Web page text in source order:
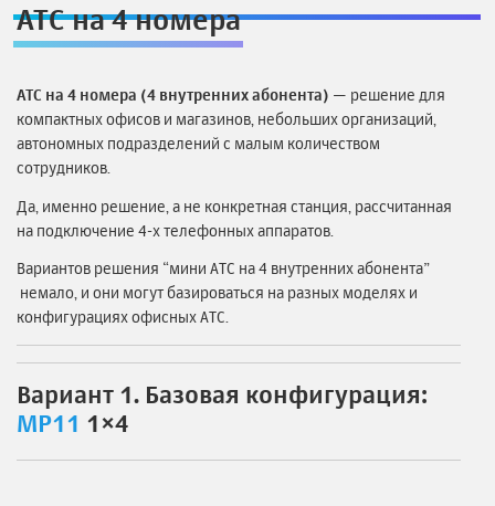
АТС на 4 номера
АТС на 4 номера (4 внутренних абонента) — решение для
компактных офисов и магазинов, небольших организаций,
автономных подразделений с малым количеством
сотрудников.
Да, именно решение, а не конкретная станция, рассчитанная
на подключение 4-х телефонных аппаратов.
Вариантов решения “мини АТС на 4 внутренних абонента”
немало, и они могут базироваться на разных моделях и
конфигурациях офисных АТС.
Вариант 1. Базовая конфигурация:
MP11 1×4